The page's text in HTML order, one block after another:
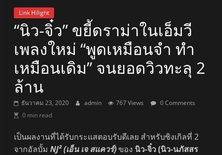
Link Hilight
“นิว-จิ๋ว” ขยี้ดราม่าในเอ็มวี
เพลงใหม่ “พูดเหมือนจำ ทำ
เหมือนเดิม” จนยอดวิวทะลุ 2
ล้าน
ธันวาคม 23, 2020 admin 767 Views
0 Comments
0 min read
เป็นผลงานที่ได้รับกระแสตอบรับดีเลย สำหรับซิงเกิลที่ 2
จากอัลบั้มNJ² (เอ็น เจ สแควร์)ของ นิว-จิ๋ว (นิว-นภัสสร